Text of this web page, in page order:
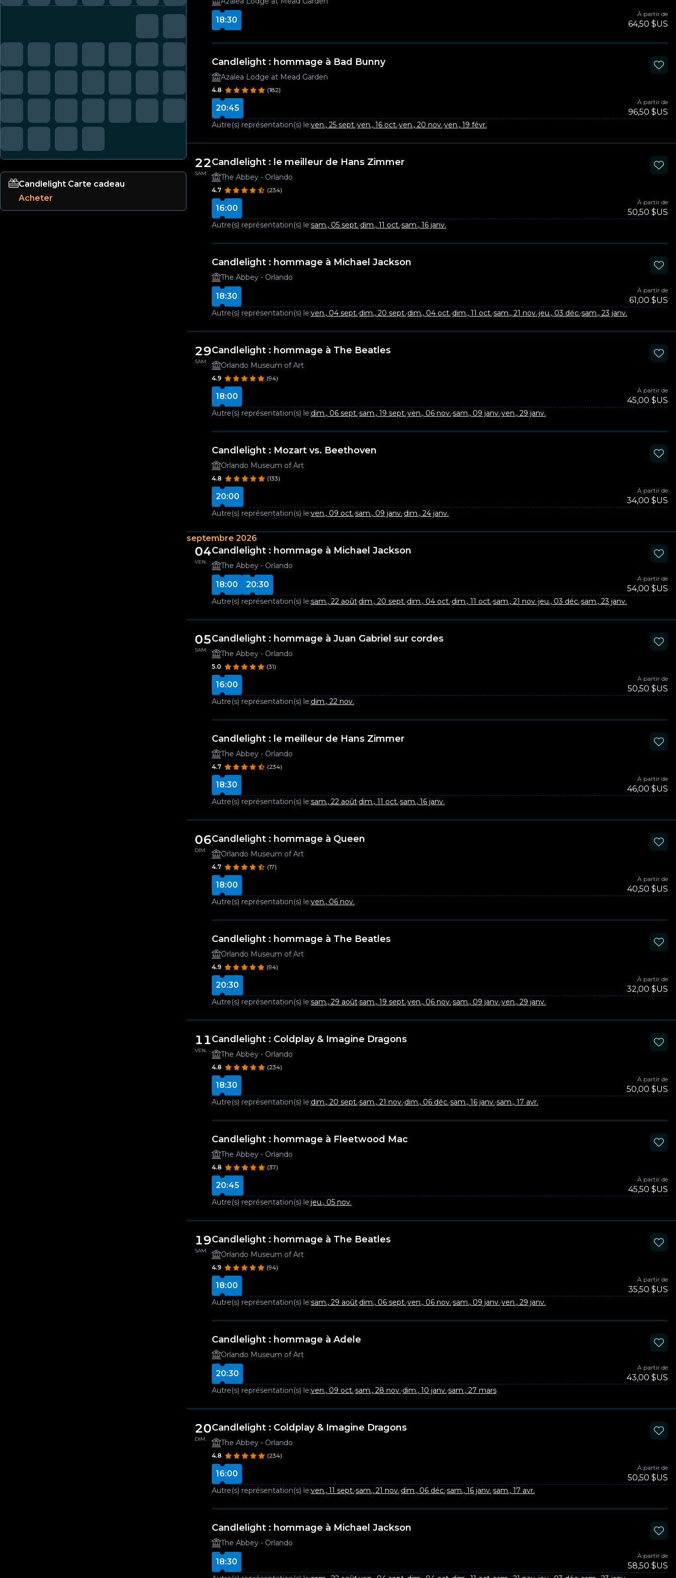
Candlelight Carte cadeau
Acheter
18:30
À partir de
64,50 $US
Candlelight : hommage à Bad Bunny
Azalea Lodge at Mead Garden
4.8 (182)
20:45
À partir de
96,50 $US
Autre(s) représentation(s) le:ven., 25 sept.·ven., 16 oct.·ven., 20 nov.·ven., 19 févr.
22
SAM.
Candlelight : le meilleur de Hans Zimmer
The Abbey - Orlando
4.7 (234)
16:00
À partir de
50,50 $US
Autre(s) représentation(s) le:sam., 05 sept.·dim., 11 oct.·sam., 16 janv.
Candlelight : hommage à Michael Jackson
The Abbey - Orlando
18:30
À partir de
61,00 $US
Autre(s) représentation(s) le:ven., 04 sept.·dim., 20 sept.·dim., 04 oct.·dim., 11 oct.·sam., 21 nov.·jeu., 03 déc.·sam., 23 janv.
29
SAM.
Candlelight : hommage à The Beatles
Orlando Museum of Art
4.9 (94)
18:00
À partir de
45,00 $US
Autre(s) représentation(s) le:dim., 06 sept.·sam., 19 sept.·ven., 06 nov.·sam., 09 janv.·ven., 29 janv.
Candlelight : Mozart vs. Beethoven
Orlando Museum of Art
4.8 (133)
20:00
À partir de
34,00 $US
Autre(s) représentation(s) le:ven., 09 oct.·sam., 09 janv.·dim., 24 janv.
septembre 2026
04
VEN.
Candlelight : hommage à Michael Jackson
The Abbey - Orlando
18:00 20:30
À partir de
54,00 $US
Autre(s) représentation(s) le:sam., 22 août·dim., 20 sept.·dim., 04 oct.·dim., 11 oct.·sam., 21 nov.·jeu., 03 déc.·sam., 23 janv.
05
SAM.
Candlelight : hommage à Juan Gabriel sur cordes
The Abbey - Orlando
5.0 (31)
16:00
À partir de
50,50 $US
Autre(s) représentation(s) le:dim., 22 nov.
Candlelight : le meilleur de Hans Zimmer
The Abbey - Orlando
4.7 (234)
18:30
À partir de
46,00 $US
Autre(s) représentation(s) le:sam., 22 août·dim., 11 oct.·sam., 16 janv.
06
DIM.
Candlelight : hommage à Queen
Orlando Museum of Art
4.7 (17)
18:00
À partir de
40,50 $US
Autre(s) représentation(s) le:ven., 06 nov.
Candlelight : hommage à The Beatles
Orlando Museum of Art
4.9 (94)
20:30
À partir de
32,00 $US
Autre(s) représentation(s) le:sam., 29 août·sam., 19 sept.·ven., 06 nov.·sam., 09 janv.·ven., 29 janv.
11
VEN.
Candlelight : Coldplay & Imagine Dragons
The Abbey - Orlando
4.8 (234)
18:30
À partir de
50,00 $US
Autre(s) représentation(s) le:dim., 20 sept.·sam., 21 nov.·dim., 06 déc.·sam., 16 janv.·sam., 17 avr.
Candlelight : hommage à Fleetwood Mac
The Abbey - Orlando
4.8 (37)
20:45
À partir de
45,50 $US
Autre(s) représentation(s) le:jeu., 05 nov.
19
SAM.
Candlelight : hommage à The Beatles
Orlando Museum of Art
4.9 (94)
18:00
À partir de
35,50 $US
Autre(s) représentation(s) le:sam., 29 août·dim., 06 sept.·ven., 06 nov.·sam., 09 janv.·ven., 29 janv.
Candlelight : hommage à Adele
Orlando Museum of Art
20:30
À partir de
43,00 $US
Autre(s) représentation(s) le:ven., 09 oct.·sam., 28 nov.·dim., 10 janv.·sam., 27 mars
20
DIM.
Candlelight : Coldplay & Imagine Dragons
The Abbey - Orlando
4.8 (234)
16:00
À partir de
50,50 $US
Autre(s) représentation(s) le:ven., 11 sept.·sam., 21 nov.·dim., 06 déc.·sam., 16 janv.·sam., 17 avr.
Candlelight : hommage à Michael Jackson
The Abbey - Orlando
18:30
À partir de
58,50 $US